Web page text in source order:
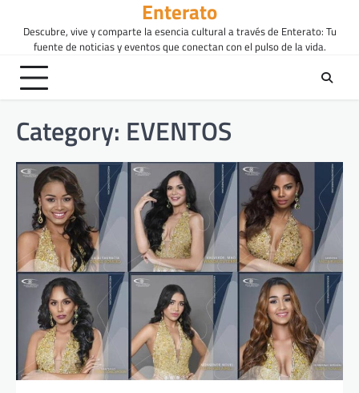
content
Enterato
Descubre, vive y comparte la esencia cultural a través de Enterato: Tu
fuente de noticias y eventos que conectan con el pulso de la vida.
Category: EVENTOS